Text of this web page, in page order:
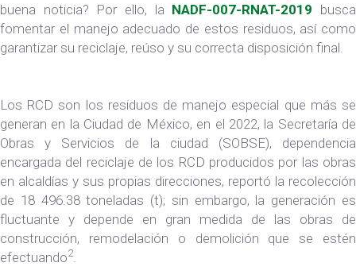
buena noticia? Por ello, la NADF-007-RNAT-2019 busca
fomentar el manejo adecuado de estos residuos, así como
garantizar su reciclaje, reúso y su correcta disposición final.
Los RCD son los residuos de manejo especial que más se
generan en la Ciudad de México, en el 2022, la Secretaría de
Obras y Servicios de la ciudad (SOBSE), dependencia
encargada del reciclaje de los RCD producidos por las obras
en alcaldías y sus propias direcciones, reportó la recolección
de 18 496.38 toneladas (t); sin embargo, la generación es
fluctuante y depende en gran medida de las obras de
construcción, remodelación o demolición que se estén
efectuando2.